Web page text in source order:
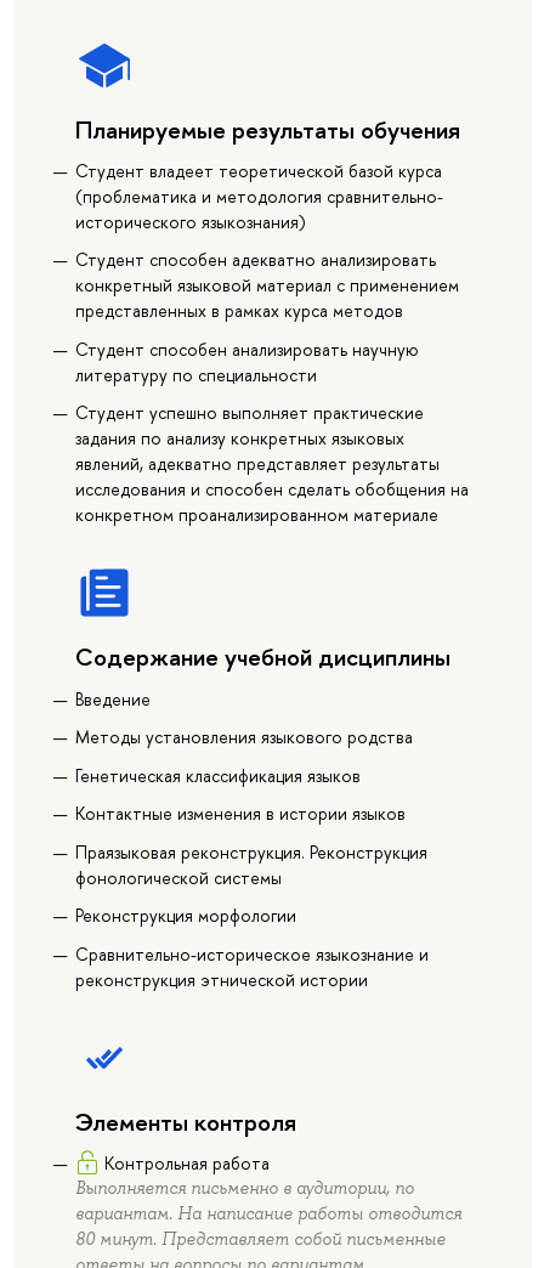
Планируемые результаты обучения
Студент владеет теоретической базой курса
(проблематика и методология сравнительно-
исторического языкознания)
Студент способен адекватно анализировать
конкретный языковой материал с применением
представленных в рамках курса методов
Студент способен анализировать научную
литературу по специальности
Студент успешно выполняет практические
задания по анализу конкретных языковых
явлений, адекватно представляет результаты
исследования и способен сделать обобщения на
конкретном проанализированном материале
Содержание учебной дисциплины
Введение
Методы установления языкового родства
Генетическая классификация языков
Контактные изменения в истории языков
Праязыковая реконструкция. Реконструкция
фонологической системы
Реконструкция морфологии
Сравнительно-историческое языкознание и
реконструкция этнической истории
Элементы контроля
Контрольная работа
Выполняется письменно в аудитории, по
вариантам. На написание работы отводится
80 минут. Представляет собой письменные